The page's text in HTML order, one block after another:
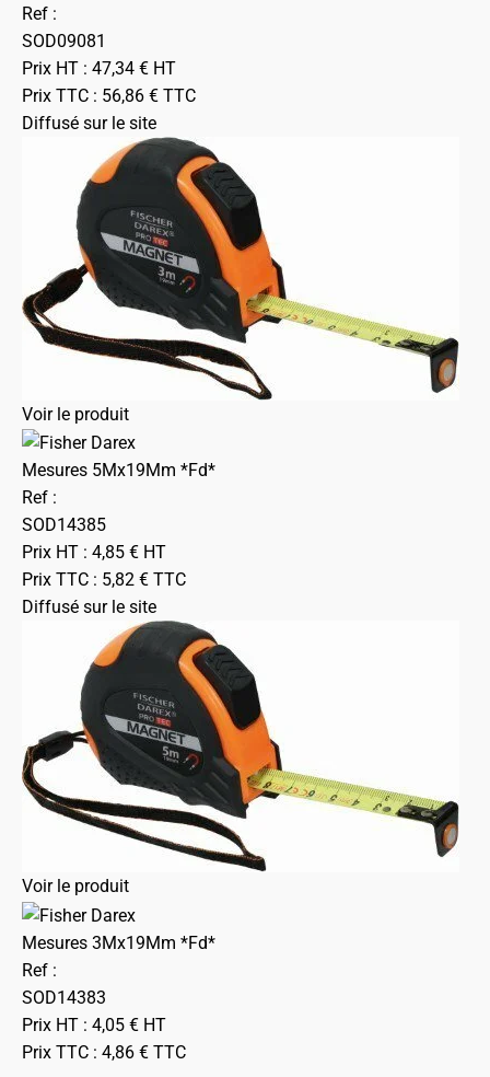
Ref :
SOD09081
Prix HT : 47,34 € HT
Prix TTC : 56,86 € TTC
Diffusé sur le site
Voir le produit
Mesures 5Mx19Mm *Fd*
Ref :
SOD14385
Prix HT : 4,85 € HT
Prix TTC : 5,82 € TTC
Diffusé sur le site
Voir le produit
Mesures 3Mx19Mm *Fd*
Ref :
SOD14383
Prix HT : 4,05 € HT
Prix TTC : 4,86 € TTC